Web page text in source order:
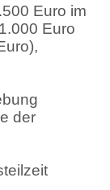
Euro im
Euro
der